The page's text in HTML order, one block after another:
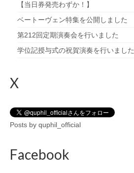
【当日券発売わずか！】
ベートーヴェン特集を公開しました
第212回定期演奏会を行いました
学位記授与式の祝賀演奏を行いました
X
Posts by quphil_official
Facebook